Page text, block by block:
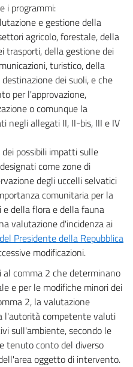
III
AMBIENTALE))
i programmi:
e gestione della
agricolo, forestale, della
trasporti, della gestione dei
turistico, della
dei suoli, e che
per l'approvazione,
o comunque la
negli allegati II, II-bis, III e IV
possibili impatti sulle
come zone di
degli uccelli selvatici
comunitaria per la
della flora e della fauna
valutazione d'incidenza ai
Presidente della Repubblica
modificazioni.
al comma 2 che determinano
e per le modifiche minori dei
2, la valutazione
l'autorità competente valuti
sull'ambiente, secondo le
tenuto conto del diverso
oggetto di intervento.